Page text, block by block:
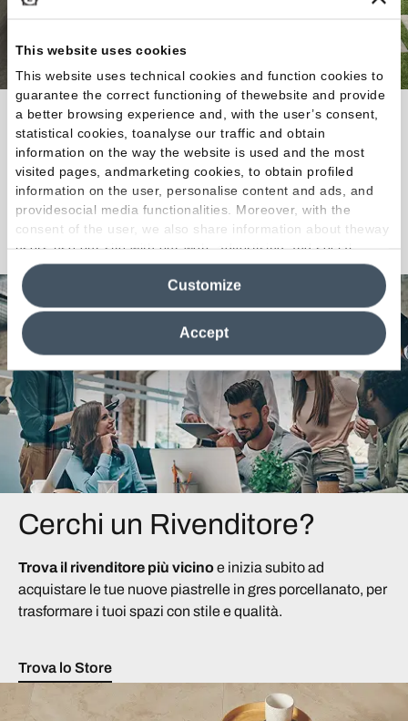
This website uses cookies
This website uses technical cookies and function cookies to
guarantee the correct functioning of thewebsite and provide
a better browsing experience and, with the user’s consent,
statistical cookies, toanalyse our traffic and obtain
information on the way the website is used and the most
visited pages, andmarketing cookies, to obtain profiled
information on the user, personalise content and ads, and
providesocial media functionalities. Moreover, with the
consent of the user, we also share information about theway
users use our site with our web, advertising and social
media analytics partners, who may combine itwith other
information in their possession. By closing this banner,
clicking on "Reject", it will be possible tocontinue browsing
the site after installing only technical cookies. For more
information see the
Cookie Policy
Accept
Customize
La pietra di Portland diventa finitura progettuale
dalle prestazioni estetiche e tecniche di massimo
livello.
Scopri la Collezione
Cerchi un Rivenditore?
Trova il rivenditore più vicinoe inizia subito ad
acquistare le tue nuove piastrelle in gres porcellanato, per
trasformare i tuoi spazi con stile e qualità.
Trova lo Store